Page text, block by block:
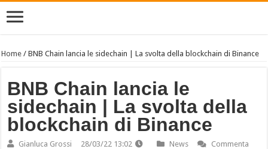
Home /BNB Chain lancia le sidechain | La svolta della blockchain di Binance
BNB Chain lancia le
sidechain | La svolta della
blockchain di Binance
Gianluca Grossi 28/03/22 13:02 News Commenta